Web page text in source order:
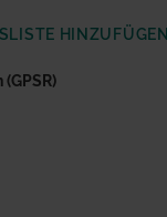
HINZUFÜGEN